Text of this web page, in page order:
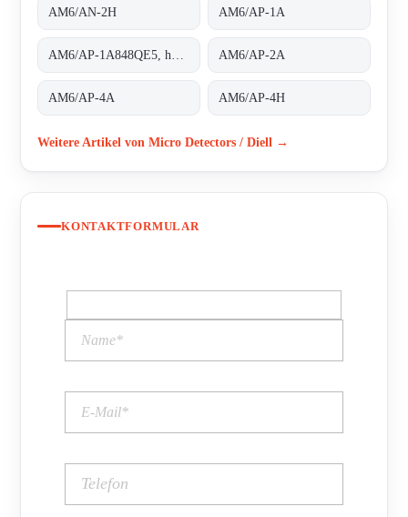
AM6/AN-2H AM6/AP-1A
AM6/AP-1A848QE5, housing completely threaded AM6/AP-2A
AM6/AP-4A AM6/AP-4H
Weitere Artikel von Micro Detectors / Diell →
KONTAKTFORMULAR